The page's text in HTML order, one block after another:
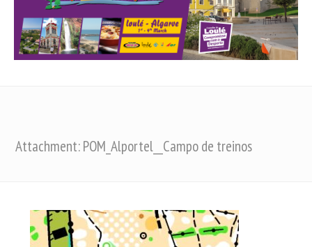
Attachment: POM_Alportel__Campo de treinos